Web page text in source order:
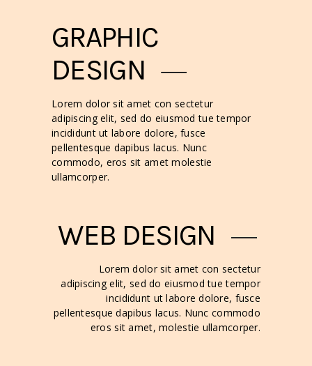
GRAPHIC
DESIGN
Lorem dolor sit amet con sectetur
adipiscing elit, sed do eiusmod tue tempor
incididunt ut labore dolore, fusce
pellentesque dapibus lacus. Nunc
commodo, eros sit amet molestie
ullamcorper.
WEB DESIGN
Lorem dolor sit amet con sectetur
adipiscing elit, sed do eiusmod tue tempor
incididunt ut labore dolore, fusce
pellentesque dapibus lacus. Nunc commodo
eros sit amet, molestie ullamcorper.